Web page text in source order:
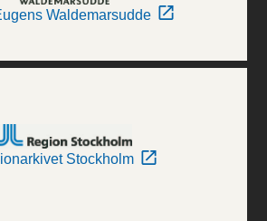
Waldemarsudde
Stockholm